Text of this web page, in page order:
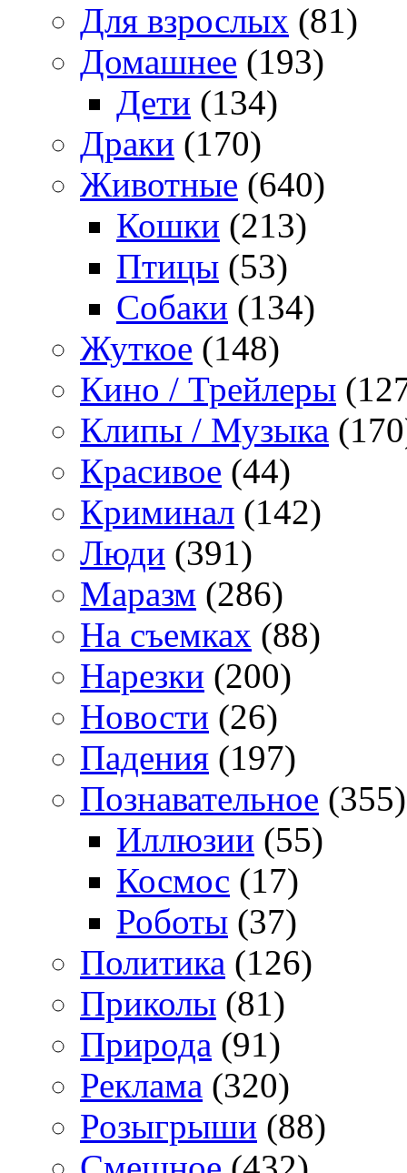
Для взрослых (81)
Домашнее (193)
Дети (134)
Драки (170)
Животные (640)
Кошки (213)
Птицы (53)
Собаки (134)
Жуткое (148)
Кино / Трейлеры
Клипы / Музыка
Красивое (44)
Криминал (142)
Люди (391)
Маразм (286)
На съемках (88)
Нарезки (200)
Новости (26)
Падения (197)
Познавательное (355)
Иллюзии (55)
Космос (17)
Роботы (37)
Политика (126)
Приколы (81)
Природа (91)
Реклама (320)
Розыгрыши (88)